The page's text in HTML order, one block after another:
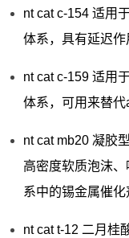
nt cat c-154 适用
体系，具有延迟作
nt cat c-159 适用
体系，可用来替代
nt cat mb20 凝胶
高密度软质泡沫
系中的锡金属催化
nt cat t-12 二月桂